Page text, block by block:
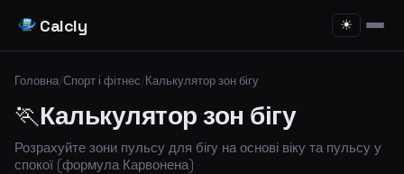
Calcly ☀
Головна/Спорт і фітнес/Калькулятор зон бігу
🏃Калькулятор зон бігу
Розрахуйте зони пульсу для бігу на основі віку та пульсу у
спокої (формула Карвонена)